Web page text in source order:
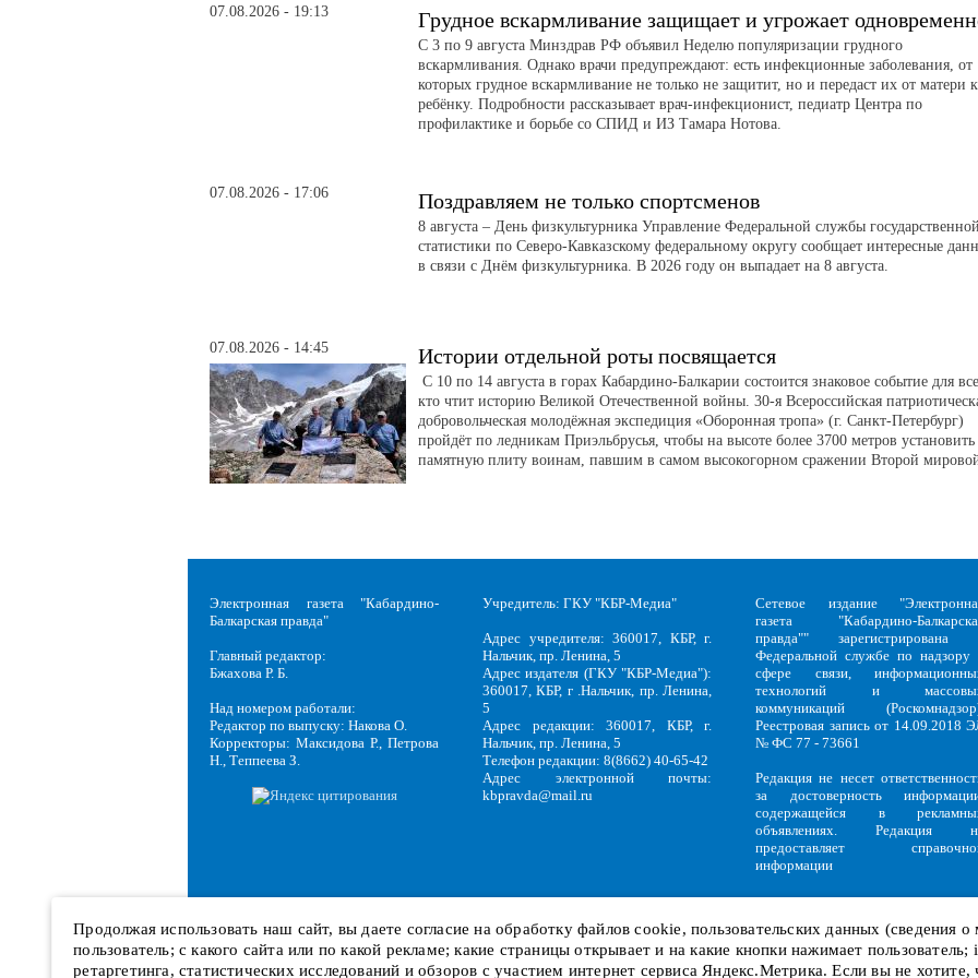
07.08.2026 - 19:13 Грудное вскармливание защищает и угрожает
С 3 по 9 августа Минздрав РФ объявил Неделю популяризации грудного
вскармливания. Однако врачи предупреждают: есть инфекционные заболевания, от
которых грудное вскармливание не только не защитит, но и передаст их от матери к
ребёнку. Подробности рассказывает врач-инфекционист, педиатр Центра по
профилактике и борьбе со СПИД и ИЗ Тамара Нотова.
07.08.2026 - 17:06 Поздравляем не только спортсменов
8 августа – День физкультурника Управление Федеральной службы государственной
статистики по Северо-Кавказскому федеральному округу сообщает интересные
в связи с Днём физкультурника. В 2026 году он выпадает на 8 августа.
07.08.2026 - 14:45 Истории отдельной роты посвящается
С 10 по 14 августа в горах Кабардино-Балкарии состоится знаковое событие для
кто чтит историю Великой Отечественной войны. 30-я Всероссийская
добровольческая молодёжная экспедиция «Оборонная тропа» (г. Санкт-Петербург)
пройдёт по ледникам Приэльбрусья, чтобы на высоте более 3700 метров установить
памятную плиту воинам, павшим в самом высокогорном сражении Второй
Электронная газета "Кабардино-
Балкарская правда"
Главный редактор:
Бжахова Р. Б.
Над номером работали:
Редактор по выпуску: Накова О.
Корректоры: Максидова Р., Петрова
Н., Теппеева З.
Учредитель: ГКУ "КБР-Медиа"
Адрес учредителя: 360017, КБР, г.
Нальчик, пр. Ленина, 5
Адрес издателя (ГКУ "КБР-Медиа"):
360017, КБР, г .Нальчик, пр. Ленина,
5
Адрес редакции: 360017, КБР, г.
Нальчик, пр. Ленина, 5
Телефон редакции: 8(8662) 40-65-42
Адрес электронной почты:
kbpravda@mail.ru
Сетевое издание
газета "Кабардино-
правда"" зарегистрирована
Федеральной службе по надзору
сфере связи,
технологий и
коммуникаций
Реестровая запись от 14.09.2018
№ ФС 77 - 73661
Редакция не несет
за достоверность
содержащейся в
объявлениях. Редакция
предоставляет
информации
Политика обработки персональных данныхиПолитика конфиденциальности
KBPCopyright © 2018-2026.
Продолжая использовать наш сайт, вы даете согласие на обработку файловcookie, пользовательских данных (сведения
пользователь; с какого сайта или по какой рекламе; какие страницы открывает и на какие кнопки нажимает
ретаргетинга, статистических исследований и обзоров с участием интернет сервиса Яндекс.Метрика. Если вы не